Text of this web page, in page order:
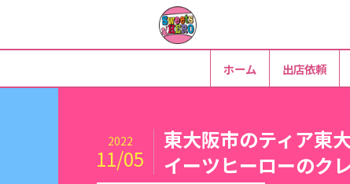
東大阪市のティア東
イーツヒーローのク
2022
11/05
ホーム 出店依頼